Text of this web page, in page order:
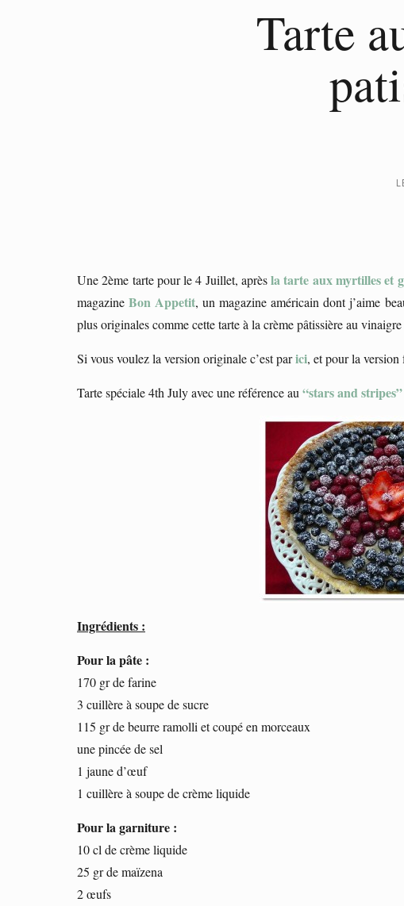
Tarte
Une 2ème tarte pour le 4 Juillet, aprèsla tarte aux myrtilles et
magazineBon Appetit, un magazine américain dont j’aime
plus originales comme cette tarte à la crème pâtissière au
Si vous voulez la version originale c’est parici, et pour la version
Tarte spéciale 4th July avec une référence au “stars and stripes”
Ingrédients :
Pour la pâte :
170 gr de farine
3 cuillère à soupe de sucre
115 gr de beurre ramolli et coupé en morceaux
une pincée de sel
1 jaune d’œuf
1 cuillère à soupe de crème liquide
Pour la garniture :
10 cl de crème liquide
25 gr de maïzena
2 œufs